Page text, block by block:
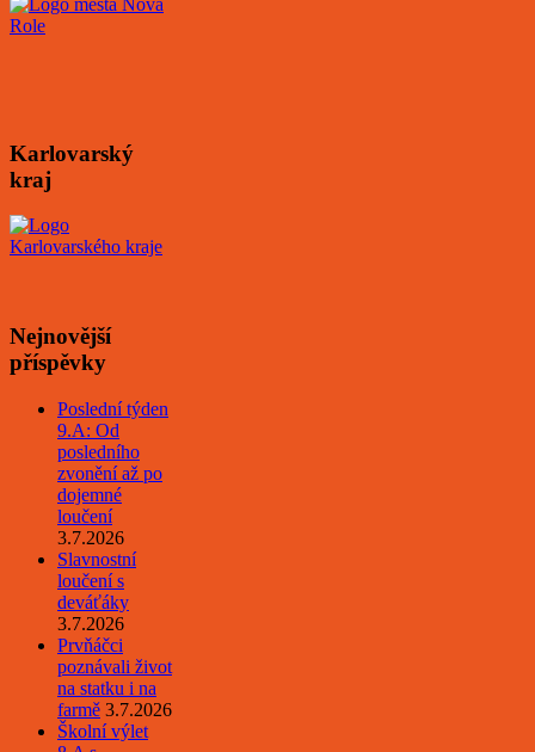
Karlovarský
kraj
Nejnovější
příspěvky
Poslední týden
9.A: Od
posledního
zvonění až po
dojemné
loučení
3.7.2026
Slavnostní
loučení s
deváťáky
3.7.2026
Prvňáčci
poznávali život
na statku i na
farmě 3.7.2026
Školní výlet